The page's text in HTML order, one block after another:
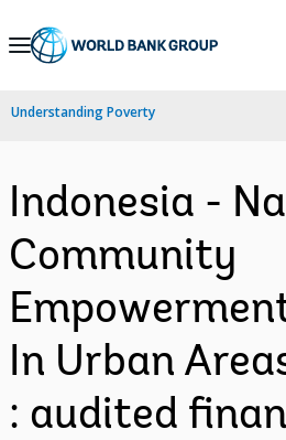
Skip
Navigation
Understanding Poverty
Indonesia -
Community
In Urban
: audited